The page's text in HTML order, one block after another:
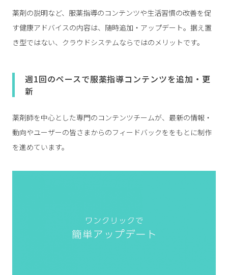
薬剤の説明など、服薬指導のコンテンツや生活習慣の改善を促
す健康アドバイスの内容は、随時追加・アップデート。据え置
き型ではない、クラウドシステムならではのメリットです。
週1回のペースで服薬指導コンテンツを追加・更
新
薬剤師を中心とした専門のコンテンツチームが、最新の情報・
動向やユーザーの皆さまからのフィードバックををもとに制作
を進めています。